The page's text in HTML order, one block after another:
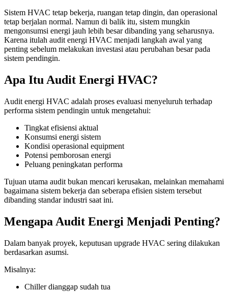
Sistem HVAC tetap bekerja, ruangan tetap dingin, dan operasional
tetap berjalan normal. Namun di balik itu, sistem mungkin
mengonsumsi energi jauh lebih besar dibanding yang seharusnya.
Karena itulah audit energi HVAC menjadi langkah awal yang
penting sebelum melakukan investasi atau perubahan besar pada
sistem pendingin.
Apa Itu Audit Energi HVAC?
Audit energi HVAC adalah proses evaluasi menyeluruh terhadap
performa sistem pendingin untuk mengetahui:
Tingkat efisiensi aktual
Konsumsi energi sistem
Kondisi operasional equipment
Potensi pemborosan energi
Peluang peningkatan performa
Tujuan utama audit bukan mencari kerusakan, melainkan memahami
bagaimana sistem bekerja dan seberapa efisien sistem tersebut
dibanding standar industri saat ini.
Mengapa Audit Energi Menjadi Penting?
Dalam banyak proyek, keputusan upgrade HVAC sering dilakukan
berdasarkan asumsi.
Misalnya:
Chiller dianggap sudah tua